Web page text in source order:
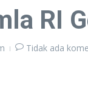
RI
Tidak ada